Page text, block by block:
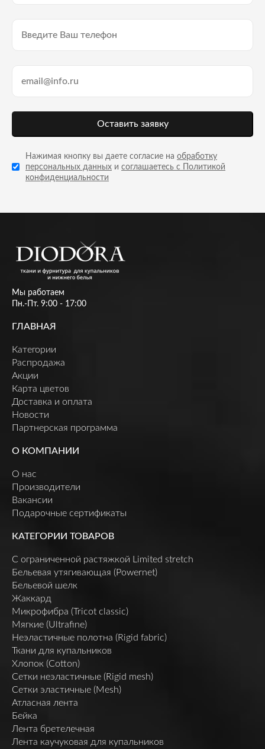
Оставить заявку
Нажимая кнопку вы даете согласие на обработку
персональных данных и соглашаетесь с Политикой
конфиденциальности
Мы работаем
Пн.-Пт. 9:00 - 17:00
ГЛАВНАЯ
Категории
Распродажа
Акции
Карта цветов
Доставка и оплата
Новости
Партнерская программа
О КОМПАНИИ
О нас
Производители
Вакансии
Подарочные сертификаты
КАТЕГОРИИ ТОВАРОВ
C ограниченной растяжкой Limited stretch
Бельевая утягивающая (Powernet)
Бельевой шелк
Жаккард
Микрофибра (Tricot classic)
Мягкие (Ultrafine)
Неэластичные полотна (Rigid fabric)
Ткани для купальников
Хлопок (Cotton)
Сетки неэластичные (Rigid mesh)
Сетки эластичные (Mesh)
Атласная лента
Бейка
Лента бретелечная
Лента каучуковая для купальников